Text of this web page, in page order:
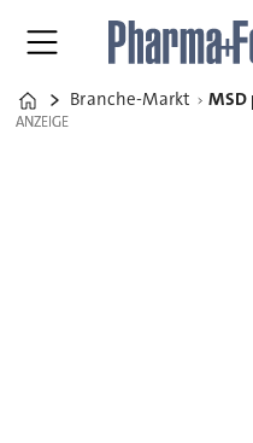
Home
Branche-Markt
ANZEIGE
ANZEIGE